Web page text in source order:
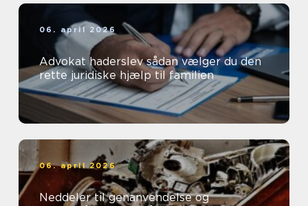
06. april 2026
Advokat haderslev sådan vælger du den
rette juridiske hjælp til familien
06. april 2026
Neddeler til genanvendelse og